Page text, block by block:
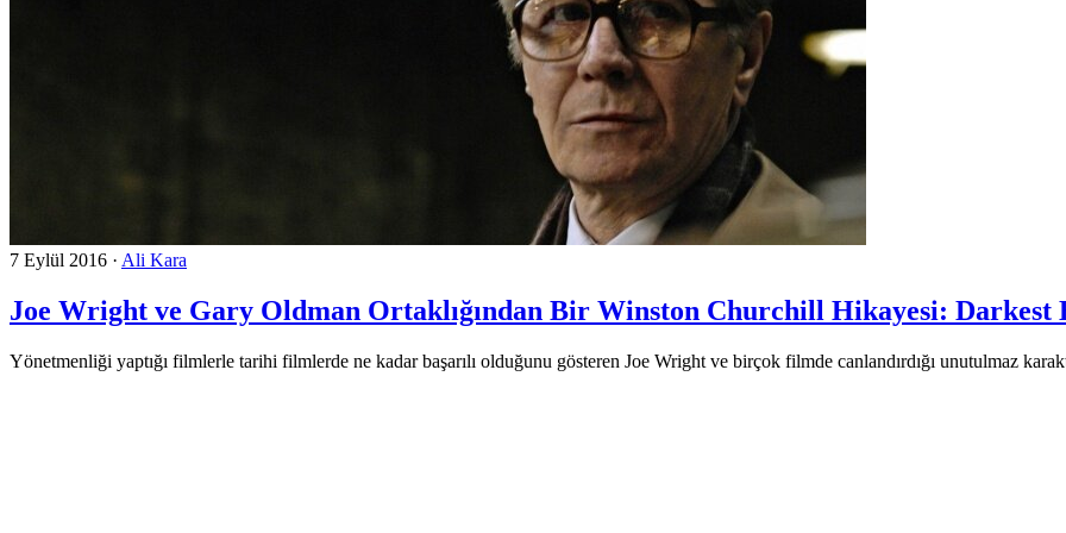
7 Eylül 2016 · Ali Kara
Joe Wright ve Gary Oldman Ortaklığından Bir Winston Churchill Hikayesi: Darkest
Yönetmenliği yaptığı filmlerle tarihi filmlerde ne kadar başarılı olduğunu gösteren Joe Wright ve birçok filmde canlandırdığı unutulmaz